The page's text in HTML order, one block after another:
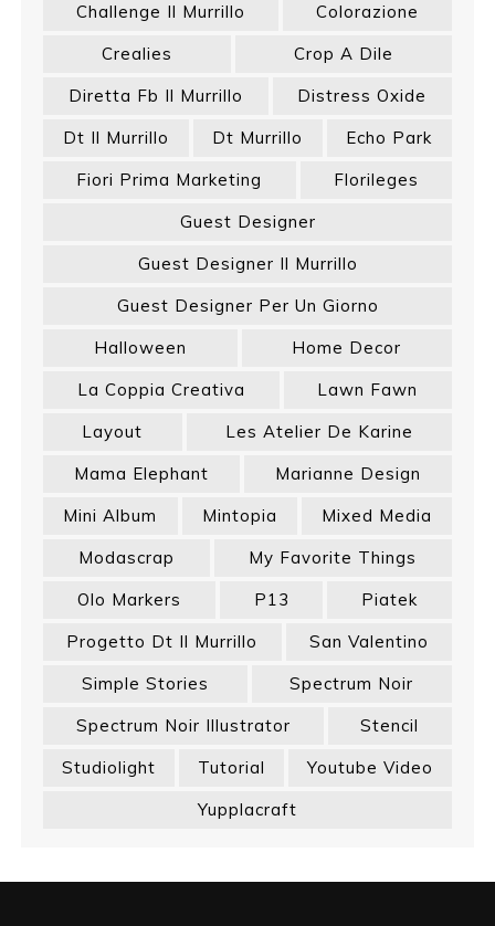
Challenge Il Murrillo
Colorazione
Crealies
Crop A Dile
Diretta Fb Il Murrillo
Distress Oxide
Dt Il Murrillo
Dt Murrillo
Echo Park
Fiori Prima Marketing
Florileges
Guest Designer
Guest Designer Il Murrillo
Guest Designer Per Un Giorno
Halloween
Home Decor
La Coppia Creativa
Lawn Fawn
Layout
Les Atelier De Karine
Mama Elephant
Marianne Design
Mini Album
Mintopia
Mixed Media
Modascrap
My Favorite Things
Olo Markers
P13
Piatek
Progetto Dt Il Murrillo
San Valentino
Simple Stories
Spectrum Noir
Spectrum Noir Illustrator
Stencil
Studiolight
Tutorial
Youtube Video
Yupplacraft